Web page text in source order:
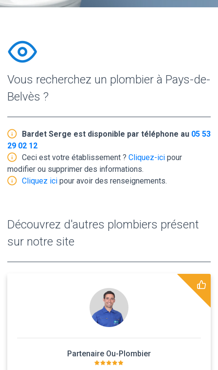
Vous recherchez un plombier à Pays-de-
Belvès ?
Bardet Serge est disponible par téléphone au 05 53
29 02 12
Ceci est votre établissement ? Cliquez-ici pour
modifier ou supprimer des informations.
Cliquez ici pour avoir des renseignements.
Découvrez d'autres plombiers présent
sur notre site
Partenaire Ou-Plombier